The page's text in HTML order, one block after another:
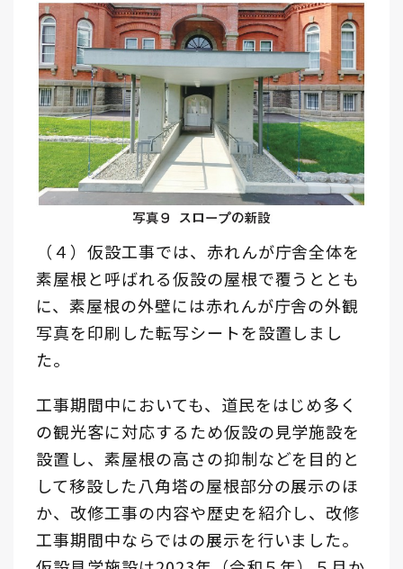
（４）仮設工事では、赤れんが庁舎全体を
素屋根と呼ばれる仮設の屋根で覆うととも
に、素屋根の外壁には赤れんが庁舎の外観
写真を印刷した転写シートを設置しまし
た。
工事期間中においても、道民をはじめ多く
の観光客に対応するため仮設の見学施設を
設置し、素屋根の高さの抑制などを目的と
して移設した八角塔の屋根部分の展示のほ
か、改修工事の内容や歴史を紹介し、改修
工事期間中ならではの展示を行いました。